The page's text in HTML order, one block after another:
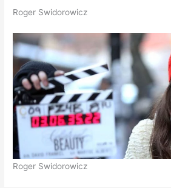
Roger Swidorowicz
Roger Swidorowicz